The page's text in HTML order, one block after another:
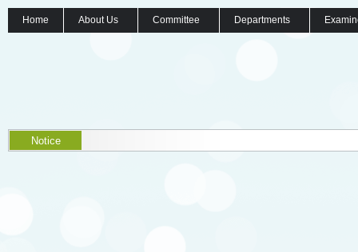
Home About Us Committee Departments
Notice